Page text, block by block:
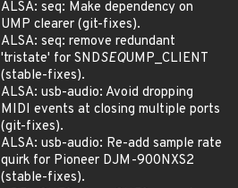
ALSA: seq: Make dependency on
UMP clearer (git-fixes).
ALSA: seq: remove redundant
'tristate' for SNDSEQUMP_CLIENT
(stable-fixes).
ALSA: usb-audio: Avoid dropping
MIDI events at closing multiple ports
(git-fixes).
ALSA: usb-audio: Re-add sample rate
quirk for Pioneer DJM-900NXS2
(stable-fixes).